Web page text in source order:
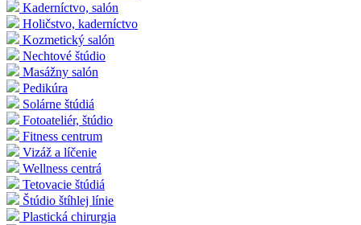
Kaderníctvo, salón
Holičstvo, kaderníctvo
Kozmetický salón
Nechtové štúdio
Masážny salón
Pedikúra
Solárne štúdiá
Fotoateliér, štúdio
Fitness centrum
Vizáž a líčenie
Wellness centrá
Tetovacie štúdiá
Štúdio štíhlej línie
Plastická chirurgia